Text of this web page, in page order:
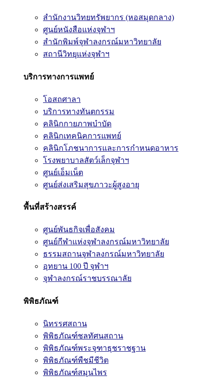
สำนักงานวิทยทรัพยากร (หอสมุดกลาง)
ศูนย์หนังสือแห่งจุฬาฯ
สำนักพิมพ์จุฬาลงกรณ์มหาวิทยาลัย
สถานีวิทยุแห่งจุฬาฯ
บริการทางการแพทย์
โอสถศาลา
บริการทางทันตกรรม
คลินิกกายภาพบำบัด
คลินิกเทคนิคการแพทย์
คลินิกโภชนาการและการกำหนดอาหาร
โรงพยาบาลสัตว์เล็กจุฬาฯ
ศูนย์เอ็มเน็ต
ศูนย์ส่งเสริมสุขภาวะผู้สูงอายุ
พื้นที่สร้างสรรค์
ศูนย์พันธกิจเพื่อสังคม
ศูนย์กีฬาแห่งจุฬาลงกรณ์มหาวิทยาลัย
ธรรมสถานจุฬาลงกรณ์มหาวิทยาลัย
อุทยาน 100 ปี จุฬาฯ
จุฬาลงกรณ์ราชบรรณาลัย
พิพิธภัณฑ์
นิทรรศสถาน
พิพิธภัณฑ์ชลทัศนสถาน
พิพิธภัณฑ์พระจุฑาธุชราชฐาน
พิพิธภัณฑ์พืชมีชีวิต
พิพิธภัณฑ์สมุนไพร